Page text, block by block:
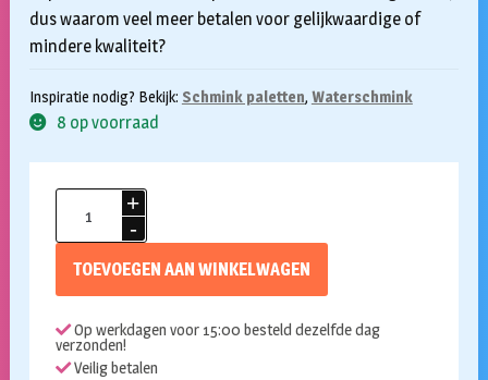
dus waarom veel meer betalen voor gelijkwaardige of
mindere kwaliteit?
Inspiratie nodig? Bekijk: Schmink paletten, Waterschmink
8 op voorraad
Superstar
sparkling
faces
TOEVOEGEN AAN WINKELWAGEN
Op werkdagen voor 15:00 besteld dezelfde dag
verzonden!
Veilig betalen